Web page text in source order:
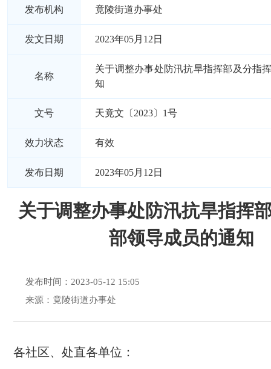
发布机构 竟陵街道办事处
发文日期 2023年05月12日
名称
关于调整办事处防汛抗旱指挥部及分指
知
文号 天竟文〔2023〕1号
效力状态 有效
发布日期 2023年05月12日
关于调整办事处防汛抗旱指挥
部领导成员的通知
发布时间：2023-05-12 15:05
来源：竟陵街道办事处
各社区、处直各单位：